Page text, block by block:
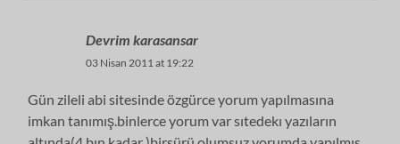
Devrim karasansar
03 Nisan 2011 at 19:22
Gün zileli abi sitesinde özgürce yorum yapılmasına
imkan tanımış.binlerce yorum var sıtedekı yazıların